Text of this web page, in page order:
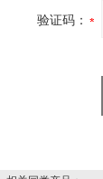
验证码：